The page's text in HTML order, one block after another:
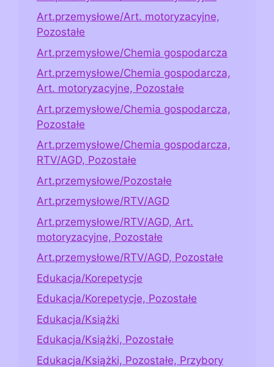
Art.przemysłowe/Art. motoryzacyjne,
Pozostałe
Art.przemysłowe/Chemia gospodarcza
Art.przemysłowe/Chemia gospodarcza,
Art. motoryzacyjne, Pozostałe
Art.przemysłowe/Chemia gospodarcza,
Pozostałe
Art.przemysłowe/Chemia gospodarcza,
RTV/AGD, Pozostałe
Art.przemysłowe/Pozostałe
Art.przemysłowe/RTV/AGD
Art.przemysłowe/RTV/AGD, Art.
motoryzacyjne, Pozostałe
Art.przemysłowe/RTV/AGD, Pozostałe
Edukacja/Korepetycje
Edukacja/Korepetycje, Pozostałe
Edukacja/Książki
Edukacja/Książki, Pozostałe
Edukacja/Książki, Pozostałe, Przybory